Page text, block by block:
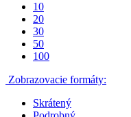
10
20
30
50
100
Zobrazovacie formáty:
Skrátený